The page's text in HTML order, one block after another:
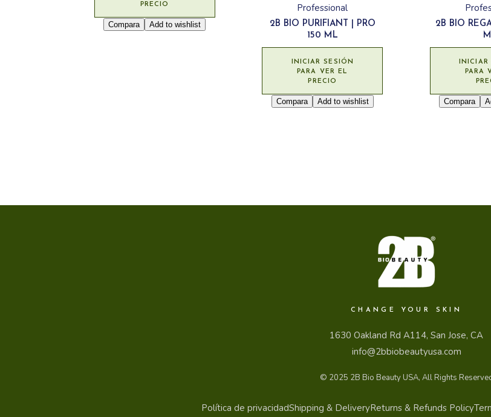
PRECIO
Compara Add to wishlist
Professional
2B BIO PURIFIANT | PRO
150 ML
INICIAR SESIÓN
PARA VER EL
PRECIO
Compara Add to wishlist
2B BIO
PARA
Compara
CHANGE YOUR SKIN
1630 Oakland Rd A114, San Jose, CA
info@2bbiobeautyusa.com
© 2025 2B Bio Beauty USA, All Rights
Política de privacidadShipping & DeliveryReturns & Refunds Policy